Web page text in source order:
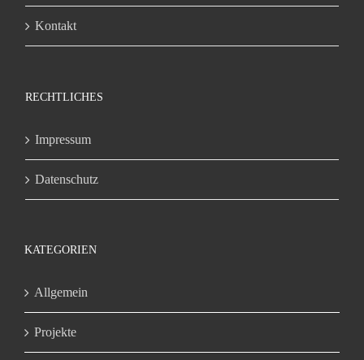
Kontakt
RECHTLICHES
Impressum
Datenschutz
KATEGORIEN
Allgemein
Projekte